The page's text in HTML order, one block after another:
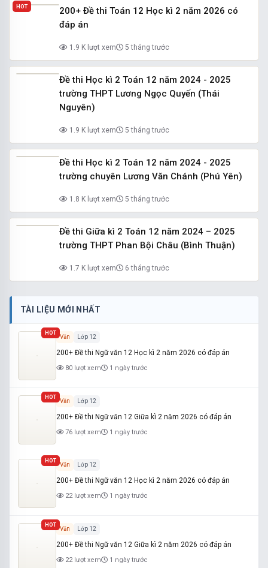
HOT
200+ Đề thi Toán 12 Học kì 2 năm 2026 có
đáp án
1.9 K lượt xem 5 tháng trước
Đề thi Học kì 2 Toán 12 năm 2024 - 2025
trường THPT Lương Ngọc Quyến (Thái
Nguyên)
1.9 K lượt xem 5 tháng trước
Đề thi Học kì 2 Toán 12 năm 2024 - 2025
trường chuyên Lương Văn Chánh (Phú Yên)
1.8 K lượt xem 5 tháng trước
Đề thi Giữa kì 2 Toán 12 năm 2024 – 2025
trường THPT Phan Bội Châu (Bình Thuận)
1.7 K lượt xem 6 tháng trước
TÀI LIỆU MỚI NHẤT
HOT
Văn Lớp 12
200+ Đề thi Ngữ văn 12 Học kì 2 năm 2026 có đáp án
80 lượt xem 1 ngày trước
HOT
Văn Lớp 12
200+ Đề thi Ngữ văn 12 Giữa kì 2 năm 2026 có đáp án
76 lượt xem 1 ngày trước
HOT
Văn Lớp 12
200+ Đề thi Ngữ văn 12 Học kì 2 năm 2026 có đáp án
22 lượt xem 1 ngày trước
HOT
Văn Lớp 12
200+ Đề thi Ngữ văn 12 Giữa kì 2 năm 2026 có đáp án
22 lượt xem 1 ngày trước